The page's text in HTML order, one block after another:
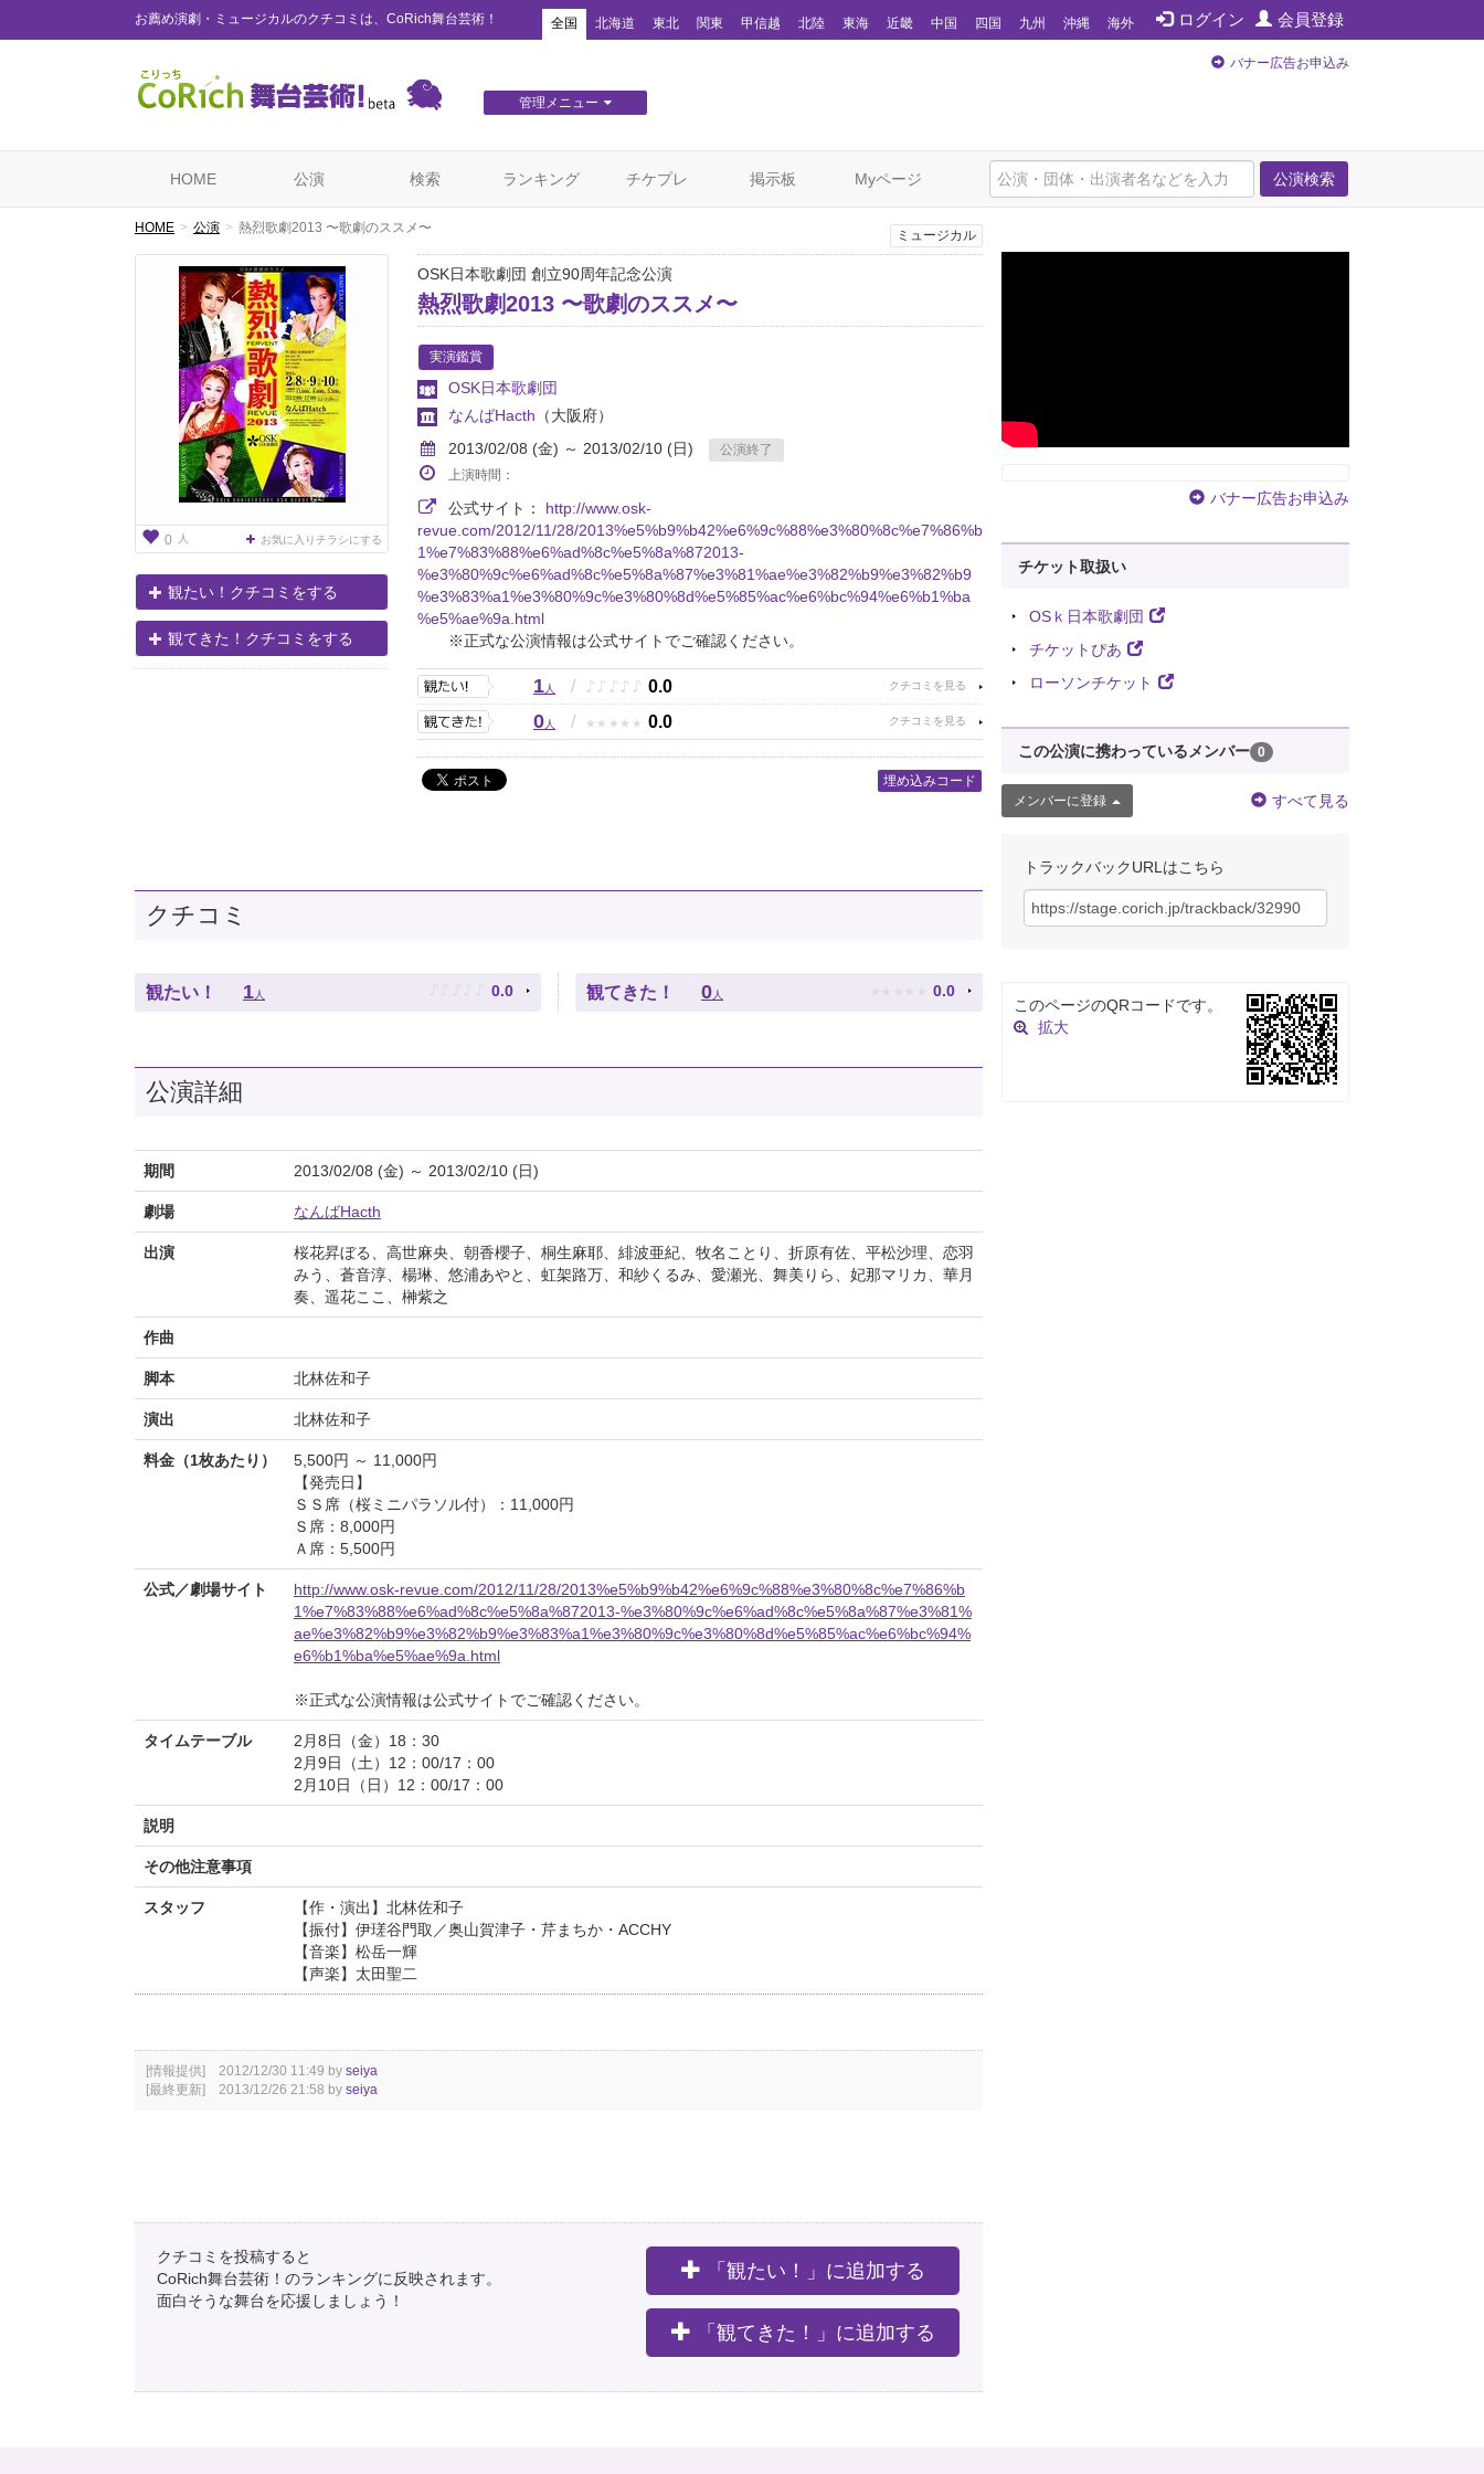
お薦め演劇・ミュージカルのクチコミは、CoRich舞台芸術！ ログイン 会員登録
全国 北海道 東北 関東 甲信越 北陸 東海 近畿 中国 四国 九州 沖縄 海外
管理メニュー
バナー広告お申込み
公演検索
HOME 公演 検索 ランキング チケプレ 掲示板 Myページ
HOME 公演 熱烈歌劇2013 〜歌劇のススメ〜
0 人 お気に入りチラシにする
観たい！クチコミをする
観てきた！クチコミをする
ミュージカル
OSK日本歌劇団 創立90周年記念公演
熱烈歌劇2013 〜歌劇のススメ〜
実演鑑賞
OSK日本歌劇団
なんばHacth （大阪府）
2013/02/08 (金) ～ 2013/02/10 (日)
公演終了
上演時間：
公式サイト： http://www.osk-
revue.com/2012/11/28/2013%e5%b9%b42%e6%9c%88%e3%80%8c%e7%86%b
1%e7%83%88%e6%ad%8c%e5%8a%872013-
%e3%80%9c%e6%ad%8c%e5%8a%87%e3%81%ae%e3%82%b9%e3%82%b9
%e3%83%a1%e3%80%9c%e3%80%8d%e5%85%ac%e6%bc%94%e6%b1%ba
%e5%ae%9a.html
※正式な公演情報は公式サイトでご確認ください。
1人 / ♪ ♪ ♪ ♪ ♪ 0.0
0人 / ★ ★ ★ ★ ★ 0.0
埋め込みコード
クチコミ
観たい！ 1 人 ♪ ♪ ♪ ♪ ♪ 0.0 観てきた！ 0 人 ★ ★ ★ ★ ★ 0.0
公演詳細
期間 2013/02/08 (金) ～ 2013/02/10 (日)
劇場 なんばHacth
出演
桜花昇ぼる、高世麻央、朝香櫻子、桐生麻耶、緋波亜紀、牧名ことり、折原有佐、平松沙理、恋羽
みう、蒼音淳、楊琳、悠浦あやと、虹架路万、和紗くるみ、愛瀬光、舞美りら、妃那マリカ、華月
奏、遥花ここ、榊紫之
作曲
脚本 北林佐和子
演出 北林佐和子
料金（1枚あたり）
5,500円 ～ 11,000円
【発売日】
ＳＳ席（桜ミニパラソル付）：11,000円
Ｓ席：8,000円
Ａ席：5,500円
公式／劇場サイト
http://www.osk-revue.com/2012/11/28/2013%e5%b9%b42%e6%9c%88%e3%80%8c%e7%86%b
1%e7%83%88%e6%ad%8c%e5%8a%872013-%e3%80%9c%e6%ad%8c%e5%8a%87%e3%81%
ae%e3%82%b9%e3%82%b9%e3%83%a1%e3%80%9c%e3%80%8d%e5%85%ac%e6%bc%94%
e6%b1%ba%e5%ae%9a.html
※正式な公演情報は公式サイトでご確認ください。
タイムテーブル
2月8日（金）18：30
2月9日（土）12：00/17：00
2月10日（日）12：00/17：00
説明
その他注意事項
スタッフ
【作・演出】北林佐和子
【振付】伊瑳谷門取／奥山賀津子・芹まちか・ACCHY
【音楽】松岳一輝
【声楽】太田聖二
[情報提供] 2012/12/30 11:49 by seiya
[最終更新] 2013/12/26 21:58 by seiya
クチコミを投稿すると
CoRich舞台芸術！のランキングに反映されます。
面白そうな舞台を応援しましょう！
「観たい！」に追加する
「観てきた！」に追加する
バナー広告お申込み
チケット取扱い
OSｋ日本歌劇団
チケットぴあ
ローソンチケット
この公演に携わっているメンバー 0
メンバーに登録 すべて見る
トラックバックURLはこちら
このページのQRコードです。
拡大